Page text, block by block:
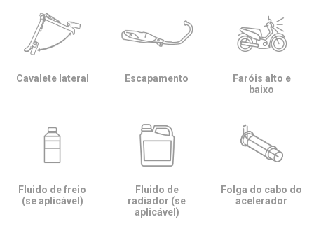
Cavalete lateral Escapamento
Faróis alto e
baixo
Fluido de freio
(se aplicável)
Fluido de
radiador (se
aplicável)
Folga do cabo do
acelerador